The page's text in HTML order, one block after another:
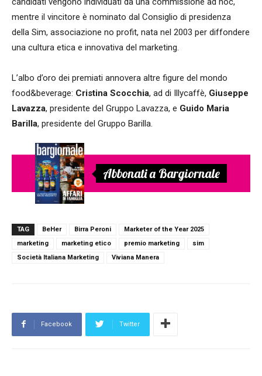
mentre il vincitore è nominato dal Consiglio di presidenza
della Sim, associazione no profit, nata nel 2003 per diffondere
una cultura etica e innovativa del marketing.
L’albo d’oro dei premiati annovera altre figure del mondo
food&beverage: Cristina Scocchia, ad di Illycaffè, Giuseppe
Lavazza, presidente del Gruppo Lavazza, e Guido Maria
Barilla, presidente del Gruppo Barilla.
Abbonati a Bargiornale
TAG BeHer Birra Peroni
Marketer of the Year 2025
marketing
marketing etico premio marketing
sim
Società Italiana Marketing
Viviana Manera
Facebook Twitter